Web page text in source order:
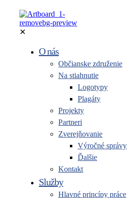
✕
O nás
Občianske združenie
Na stiahnutie
Logotypy
Plagáty
Projekty
Partneri
Zverejňovanie
Výročné správy
Ďalšie
Kontakt
Služby
Hlavné princípy práce